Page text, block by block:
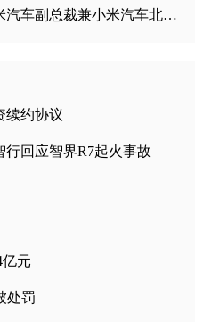
小米集团任命于立国担任小米汽车副总裁兼小米汽车北京总部政委
续约协议
回应智界R7起火事故
元
处罚